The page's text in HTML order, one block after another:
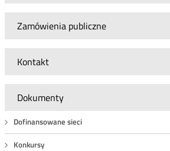
Zamówienia publiczne
Kontakt
Dokumenty
Dofinansowane sieci
Konkursy